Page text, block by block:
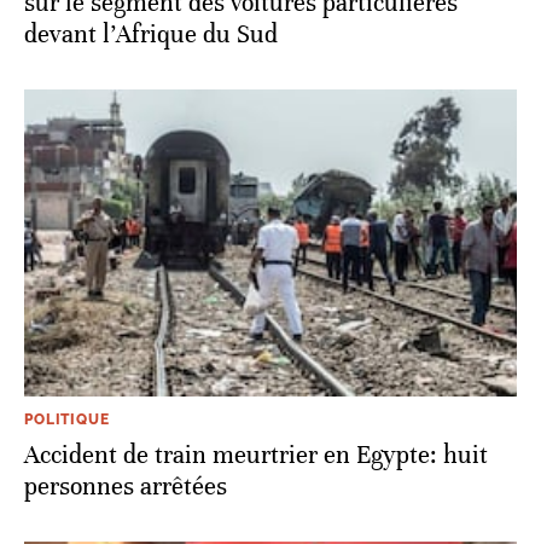
devant l’Afrique du Sud
POLITIQUE
Accident de train meurtrier en Egypte: huit
personnes arrêtées